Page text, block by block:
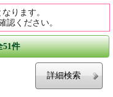
ります。
認ください。
]全51件
詳細検索